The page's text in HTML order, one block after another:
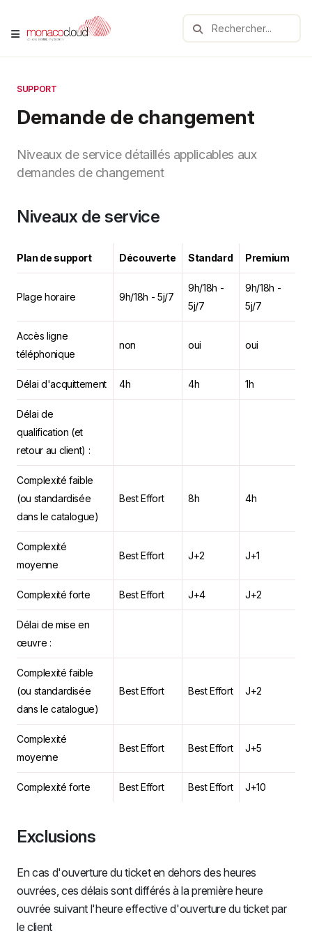
SUPPORT
Demande de changement
Niveaux de service détaillés applicables aux
demandes de changement
Niveaux de service
Plan de support Découverte Standard Premium
Plage horaire 9h/18h - 5j/7
9h/18h -
5j/7
9h/18h -
5j/7
Accès ligne
téléphonique
non oui oui
Délai d'acquittement 4h 4h 1h
Délai de
qualification (et
retour au client) :
Complexité faible
(ou standardisée
dans le catalogue)
Best Effort 8h 4h
Complexité
moyenne
Best Effort J+2 J+1
Complexité forte Best Effort J+4 J+2
Délai de mise en
œuvre :
Complexité faible
(ou standardisée
dans le catalogue)
Best Effort Best Effort J+2
Complexité
moyenne
Best Effort Best Effort J+5
Complexité forte Best Effort Best Effort J+10
Exclusions
En cas d'ouverture du ticket en dehors des heures
ouvrées, ces délais sont différés à la première heure
ouvrée suivant l'heure effective d'ouverture du ticket par
le client